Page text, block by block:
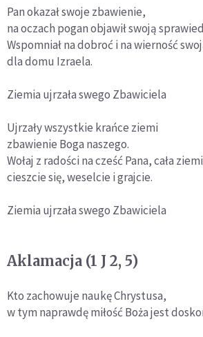
Pan okazał swoje zbawienie,
na oczach pogan objawił swoją
Wspomniał na dobroć i na wierność
dla domu Izraela.
Ziemia ujrzała swego Zbawiciela
Ujrzały wszystkie krańce ziemi
zbawienie Boga naszego.
Wołaj z radości na cześć Pana, cała
cieszcie się, weselcie i grajcie.
Ziemia ujrzała swego Zbawiciela
Aklamacja (1 J 2, 5)
Kto zachowuje naukę Chrystusa,
w tym naprawdę miłość Boża jest